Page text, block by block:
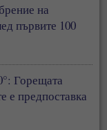
на
първите 100
Горещата
е предпоставка